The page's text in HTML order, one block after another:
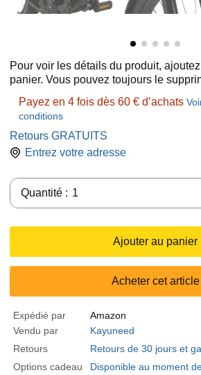
Pour voir les détails du produit,
panier. Vous pouvez toujours le
Payez en 4 fois dès 60 € d’achats
conditions
Retours GRATUITS
Entrez votre adresse
Quantité : 1
Ajouter au panier
Acheter cet article
Expédié par
Amazon
Vendu par
Kayuneed
Retours
Retours de 30 jours et
Options cadeau
Disponible au moment